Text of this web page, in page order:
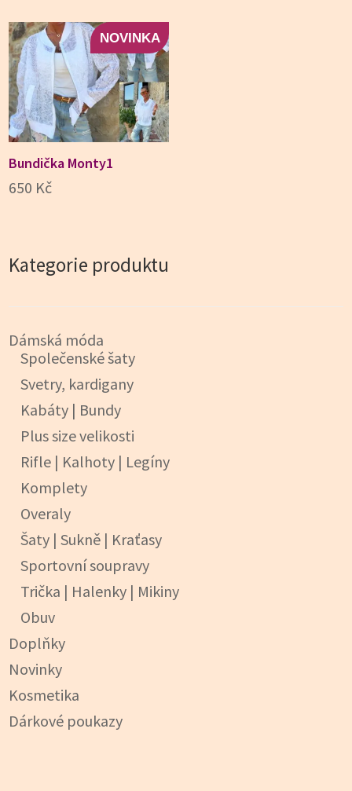
Kategorie produktu
Dámská móda
Společenské šaty
Svetry, kardigany
Kabáty | Bundy
Plus size velikosti
Rifle | Kalhoty | Legíny
Komplety
Overaly
Šaty | Sukně | Kraťasy
Sportovní soupravy
Trička | Halenky | Mikiny
Obuv
Doplňky
Novinky
Kosmetika
Dárkové poukazy
1.090 Kč.999 Kč.
NOVINKA
Bundička Monty1
650 Kč